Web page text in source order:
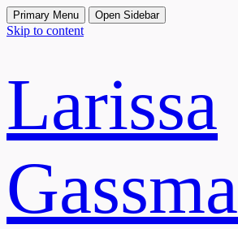
Primary Menu Open Sidebar
Skip to content
Larissa